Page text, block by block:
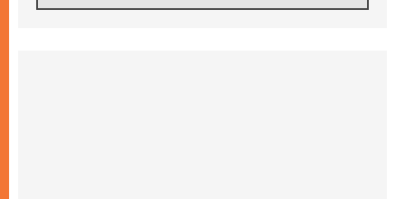
البابا لاوُن الرابع عشر للشباب في أسيزي: